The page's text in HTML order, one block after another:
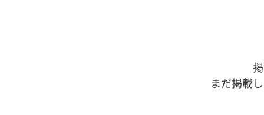
まだ掲載